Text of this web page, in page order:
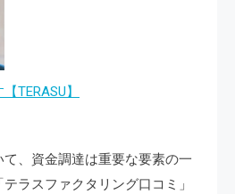
TERASU】
、資金調達は重要な要素の一
ラスファクタリング口コミ」